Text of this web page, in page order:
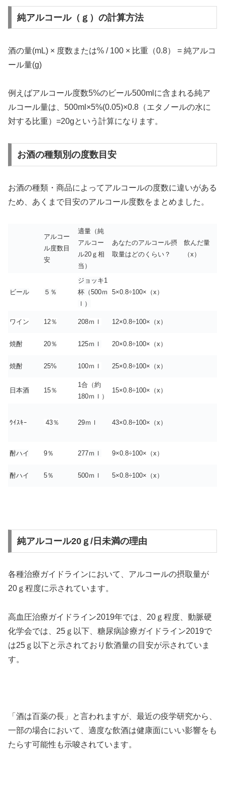
純アルコール（ｇ）の計算方法
酒の量(mL) × 度数または% / 100 × 比重（0.8） = 純アルコ
ール量(g)
例えばアルコール度数5%のビール500mlに含まれる純ア
ルコール量は、500ml×5%(0.05)×0.8（エタノールの水に
対する比重）=20gという計算になります。
お酒の種類別の度数目安
お酒の種類・商品によってアルコールの度数に違いがある
ため、あくまで目安のアルコール度数をまとめました。
アルコー
ル度数目
安
適量（純
アルコー
ル20ｇ相
当）
あなたのアルコール摂
取量はどのくらい？
飲んだ量
（x）
ビール ５％
ジョッキ1
杯（500ｍ
ｌ）
5×0.8÷100×（x）
ワイン 12％ 208ｍｌ 12×0.8÷100×（x）
焼酎 20％ 125ｍｌ 20×0.8÷100×（x）
焼酎 25% 100ｍｌ 25×0.8÷100×（x）
日本酒 15％
1合（約
180ｍｌ）
15×0.8÷100×（x）
ｳｲｽｷｰ 43％ 29ｍｌ 43×0.8÷100×（x）
酎ハイ 9％ 277ｍｌ 9×0.8÷100×（x）
酎ハイ 5％ 500ｍｌ 5×0.8÷100×（x）
純アルコール20ｇ/日未満の理由
各種治療ガイドラインにおいて、アルコールの摂取量が
20ｇ程度に示されています。
高血圧治療ガイドライン2019年では、20ｇ程度、動脈硬
化学会では、25ｇ以下、糖尿病診療ガイドライン2019で
は25ｇ以下と示されており飲酒量の目安が示されていま
す。
「酒は百薬の長」と言われますが、最近の疫学研究から、
一部の場合において、適度な飲酒は健康面にいい影響をも
たらす可能性も示唆されています。